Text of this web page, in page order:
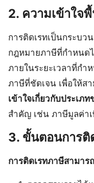
2. ความเข้าใจ
การติดเรทเป็นกระบว
กฎหมายภาษีที่กำหนด
ภายในระยะเวลาที่กำ
ภาษีที่ชัดเจน เพื่อให้ส
เข้าใจเกี่ยวกับประเภ
สำคัญ เช่น ภาษีมูลค่า
3. ขั้นตอนการติ
การติดเรทภาษีสามา